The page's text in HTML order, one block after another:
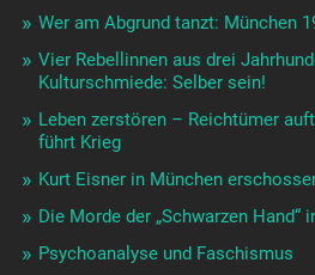
Wer am Abgrund tanzt: München
Vier Rebellinnen aus drei
Kulturschmiede: Selber sein!
Leben zerstören – Reichtümer
führt Krieg
Kurt Eisner in München
Die Morde der „Schwarzen Hand“
Psychoanalyse und Faschismus